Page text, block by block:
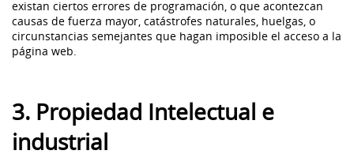
existan ciertos errores de programación, o que acontezcan
causas de fuerza mayor, catástrofes naturales, huelgas, o
circunstancias semejantes que hagan imposible el acceso a la
página web.
3. Propiedad Intelectual e
industrial